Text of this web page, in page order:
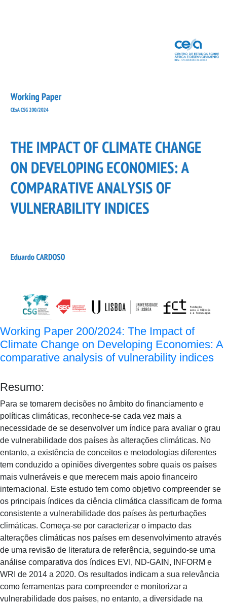
Working Paper 200/2024: The Impact of
Climate Change on Developing Economies: A
comparative analysis of vulnerability indices
Resumo:
Para se tomarem decisões no âmbito do financiamento e
políticas climáticas, reconhece-se cada vez mais a
necessidade de se desenvolver um índice para avaliar o grau
de vulnerabilidade dos países às alterações climáticas. No
entanto, a existência de conceitos e metodologias diferentes
tem conduzido a opiniões divergentes sobre quais os países
mais vulneráveis e que merecem mais apoio financeiro
internacional. Este estudo tem como objetivo compreender se
os principais índices da ciência climática classificam de forma
consistente a vulnerabilidade dos países às perturbações
climáticas. Começa-se por caracterizar o impacto das
alterações climáticas nos países em desenvolvimento através
de uma revisão de literatura de referência, seguindo-se uma
análise comparativa dos índices EVI, ND-GAIN, INFORM e
WRI de 2014 a 2020. Os resultados indicam a sua relevância
como ferramentas para compreender e monitorizar a
vulnerabilidade dos países, no entanto, a diversidade na